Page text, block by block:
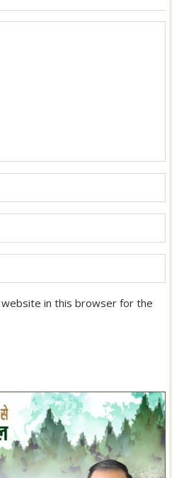
website in this browser for the